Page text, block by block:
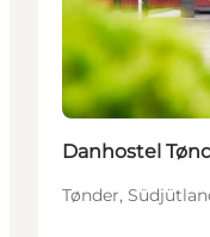
Danhostel
Tønder,